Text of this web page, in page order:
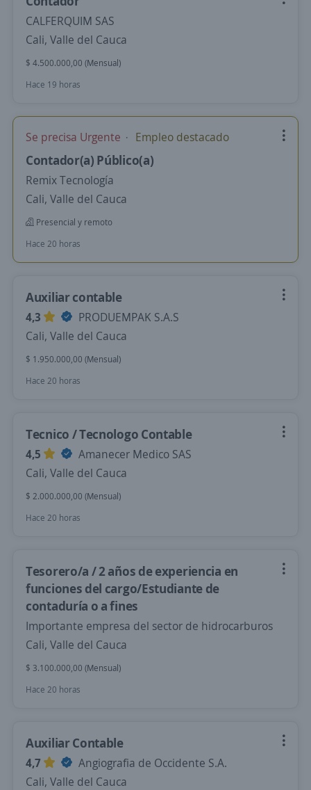
CALFERQUIM SAS
Cali, Valle del Cauca
$ 4.500.000,00 (Mensual)
Hace 19 horas
Se precisa Urgente Empleo destacado
Contador(a) Público(a)
Remix Tecnología
Cali, Valle del Cauca
Presencial y remoto
Hace 20 horas
Auxiliar contable
4,3
PRODUEMPAK S.A.S
Cali, Valle del Cauca
$ 1.950.000,00 (Mensual)
Hace 20 horas
Tecnico / Tecnologo Contable
4,5
Amanecer Medico SAS
Cali, Valle del Cauca
$ 2.000.000,00 (Mensual)
Hace 20 horas
Tesorero/a / 2 años de experiencia en
funciones del cargo/Estudiante de
contaduría o a fines
Importante empresa del sector de hidrocarburos
Cali, Valle del Cauca
$ 3.100.000,00 (Mensual)
Hace 20 horas
Auxiliar Contable
4,7
Angiografia de Occidente S.A.
Cali, Valle del Cauca